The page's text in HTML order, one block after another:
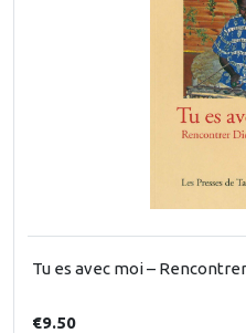
Tu es avec moi –
€9.50